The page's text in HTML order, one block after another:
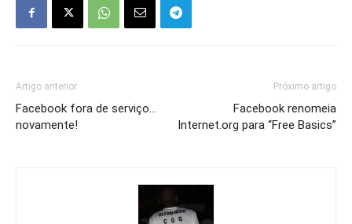
Artigo anterior
Facebook fora de serviço…
novamente!
Próximo artigo
Facebook renomeia
Internet.org para “Free Basics”